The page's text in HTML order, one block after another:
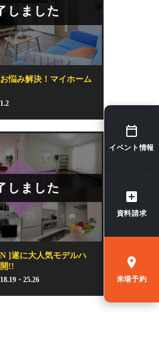
しました
悩み解決！マイホーム
しました
]遂に大人気モデルハ
!!
・25.26
イベント情報
資料請求
来場予約